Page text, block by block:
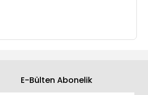
E-Bülten Abonelik